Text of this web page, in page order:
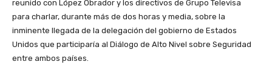
reunido con López Obrador y los directivos de Grupo Televisa
para charlar, durante más de dos horas y media, sobre la
inminente llegada de la delegación del gobierno de Estados
Unidos que participaría al Diálogo de Alto Nivel sobre Seguridad
entre ambos países.